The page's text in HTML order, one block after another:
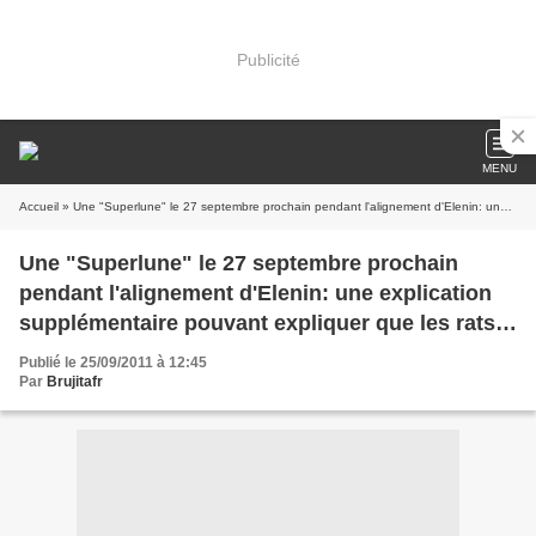
Publicité
MENU
Accueil » Une "Superlune" le 27 septembre prochain pendant l'alignement d'Elenin: une explication supplémentaire pouvant expliquer que les rats semblent quitter le navire?
Une "Superlune" le 27 septembre prochain
pendant l'alignement d'Elenin: une explication
supplémentaire pouvant expliquer que les rats
semblent quitter le navire?
Publié le 25/09/2011 à 12:45
Par Brujitafr